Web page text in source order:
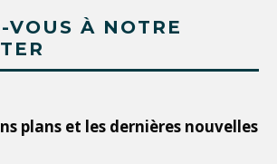
VOUS À NOTRE
plans et les dernières nouvelles